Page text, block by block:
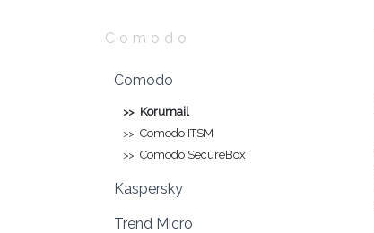
Comodo
Comodo
Korumail
Comodo ITSM
Comodo SecureBox
Kaspersky
Trend Micro